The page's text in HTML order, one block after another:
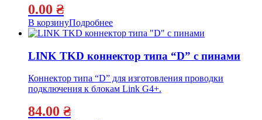
0.00 ₴
В корзинуПодробнее
LINK TKD коннектор типа “D” с пинами
Коннектор типа “D” для изготовления проводки
подключения к блокам Link G4+.
84.00 ₴